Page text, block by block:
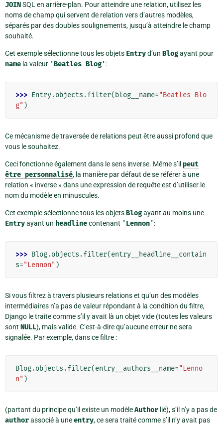
JOINSQL en arrière-plan. Pour atteindre une relation, utilisez les
noms de champ qui servent de relation vers d’autres modèles,
séparés par des doubles soulignements, jusqu’à atteindre le champ
souhaité.
Cet exemple sélectionne tous les objets Entryd’un Blogayant pour
name la valeur 'Beatles Blog':
>>> Entry.objects .filter( blog__name="Beatles Blo
g" )
Ce mécanisme de traversée de relations peut être aussi profond que
vous le souhaitez.
Ceci fonctionne également dans le sens inverse. Même s’il peut
être personnalisé, la manière par défaut de se référer à une
relation « inverse » dans une expression de requête est d’utiliser le
nom du modèle en minuscules.
Cet exemple sélectionne tous les objetsBlogayant au moins une
Entryayant un headlinecontenant 'Lennon':
>>> Blog.objects .filter(entry__headline__contain
s="Lennon" )
Si vous filtrez à travers plusieurs relations et qu’un des modèles
intermédiaires n’a pas de valeur répondant à la condition du filtre,
Django le traite comme s’il y avait là un objet vide (toutes les valeurs
sont NULL), mais valide. C’est-à-dire qu’aucune erreur ne sera
signalée. Par exemple, dans ce filtre :
Blog.objects .filter(entry__authors__name="Lenno
n" )
(partant du principe qu’il existe un modèleAuthor lié), s’il n’y a pas de
authorassocié à uneentry, ce sera traité comme s’il n’y avait pas